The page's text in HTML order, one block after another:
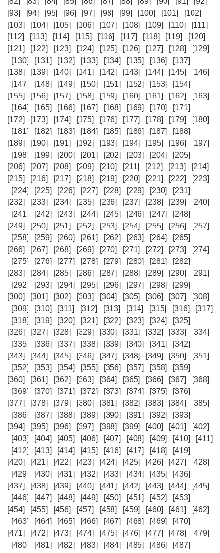
[93]
[94] [95] [96] [97] [98] [99] [100] [101]
[102]
[103]
[104] [105] [106] [107] [108] [109] [110]
[111]
[112]
[113] [114] [115] [116] [117] [118] [119]
[120]
[121]
[122] [123] [124] [125] [126] [127] [128]
[129]
[130]
[131] [132] [133] [134] [135] [136]
[137]
[138]
[139] [140] [141] [142] [143] [144] [145]
[146]
[147]
[148] [149] [150] [151] [152] [153]
[154]
[155]
[156] [157] [158] [159] [160] [161] [162]
[163]
[164]
[165] [166] [167] [168] [169] [170]
[171]
[172]
[173] [174] [175] [176] [177] [178] [179]
[180]
[181]
[182] [183] [184] [185] [186] [187]
[188]
[189]
[190] [191] [192] [193] [194] [195] [196]
[197]
[198]
[199] [200] [201] [202] [203] [204]
[205]
[206]
[207] [208] [209] [210] [211] [212] [213]
[214]
[215]
[216] [217] [218] [219] [220] [221] [222]
[223]
[224]
[225] [226] [227] [228] [229] [230]
[231]
[232]
[233] [234] [235] [236] [237] [238] [239]
[240]
[241]
[242] [243] [244] [245] [246] [247]
[248]
[249]
[250] [251] [252] [253] [254] [255] [256]
[257]
[258]
[259] [260] [261] [262] [263] [264]
[265]
[266]
[267] [268] [269] [270] [271] [272] [273]
[274]
[275]
[276] [277] [278] [279] [280] [281]
[282]
[283]
[284] [285] [286] [287] [288] [289] [290]
[291]
[292]
[293] [294] [295] [296] [297] [298]
[299]
[300]
[301] [302] [303] [304] [305] [306] [307]
[308]
[309]
[310] [311] [312] [313] [314] [315] [316]
[317]
[318]
[319] [320] [321] [322] [323] [324]
[325]
[326]
[327] [328] [329] [330] [331] [332] [333]
[334]
[335]
[336] [337] [338] [339] [340] [341]
[342]
[343]
[344] [345] [346] [347] [348] [349] [350]
[351]
[352]
[353] [354] [355] [356] [357] [358]
[359]
[360]
[361] [362] [363] [364] [365] [366] [367]
[368]
[369]
[370] [371] [372] [373] [374] [375]
[376]
[377]
[378] [379] [380] [381] [382] [383] [384]
[385]
[386]
[387] [388] [389] [390] [391] [392]
[393]
[394]
[395] [396] [397] [398] [399] [400] [401]
[402]
[403]
[404] [405] [406] [407] [408] [409] [410]
[411]
[412]
[413] [414] [415] [416] [417] [418]
[419]
[420]
[421] [422] [423] [424] [425] [426] [427]
[428]
[429]
[430] [431] [432] [433] [434] [435]
[436]
[437]
[438] [439] [440] [441] [442] [443] [444]
[445]
[446]
[447] [448] [449] [450] [451] [452]
[453]
[454]
[455] [456] [457] [458] [459] [460] [461]
[462]
[463]
[464] [465] [466] [467] [468] [469]
[470]
[471]
[472] [473] [474] [475] [476] [477] [478]
[479]
[480]
[481] [482] [483] [484] [485] [486]
[487]